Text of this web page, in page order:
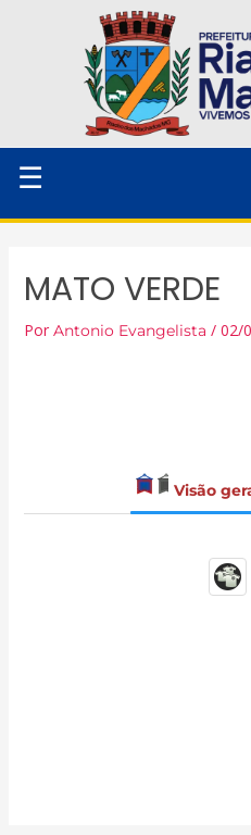
☰
MATO VERDE
Por Antonio Evangelista / 02/
Visão